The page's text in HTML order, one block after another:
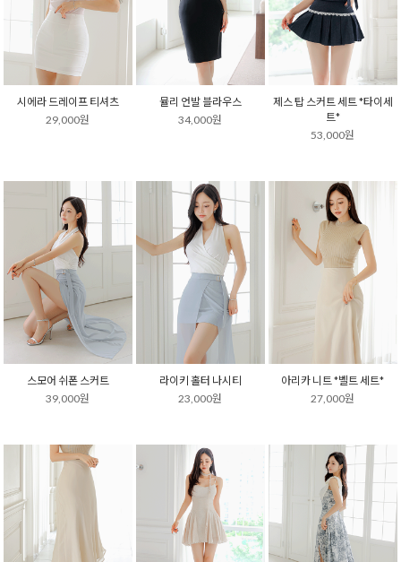
시에라 드레이프 티셔츠
29,000원
뮬리 언발 블라우스
34,000원
제스 탑 스커트 세트 *타이세
트*
53,000원
스모어 쉬폰 스커트
39,000원
라이키 홀터 나시티
23,000원
아리카 니트 *벨트 세트*
27,000원